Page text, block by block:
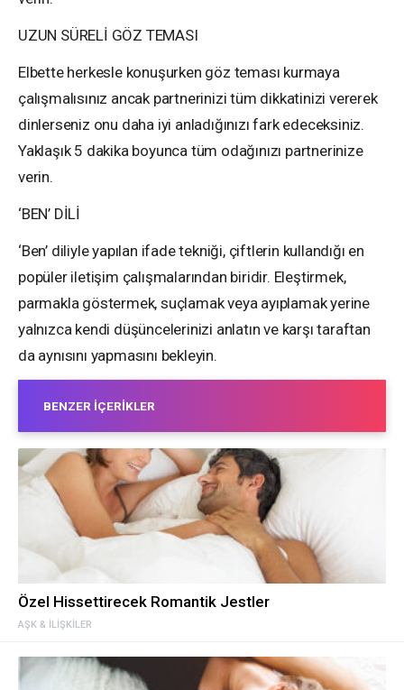
UZUN SÜRELİ GÖZ TEMASI
Elbette herkesle konuşurken göz teması kurmaya
çalışmalısınız ancak partnerinizi tüm dikkatinizi vererek
dinlerseniz onu daha iyi anladığınızı fark edeceksiniz.
Yaklaşık 5 dakika boyunca tüm odağınızı partnerinize
verin.
‘BEN’ DİLİ
‘Ben’ diliyle yapılan ifade tekniği, çiftlerin kullandığı en
popüler iletişim çalışmalarından biridir. Eleştirmek,
parmakla göstermek, suçlamak veya ayıplamak yerine
yalnızca kendi düşüncelerinizi anlatın ve karşı taraftan
da aynısını yapmasını bekleyin.
BENZER İÇERIKLER
AŞK & İLIŞKILER
Özel Hissettirecek Romantik Jestler